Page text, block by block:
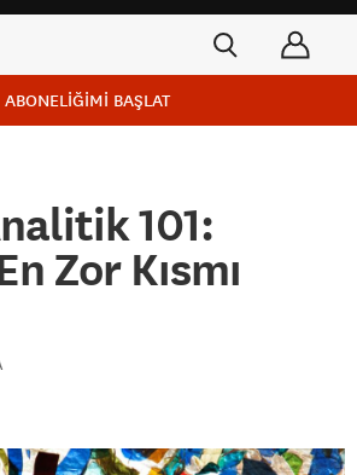
ABONELİĞİMİ BAŞLAT
101:
Zor Kısmı